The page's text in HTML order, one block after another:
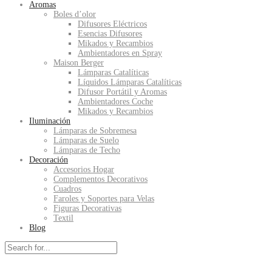
Aromas
Boles d’olor
Difusores Eléctricos
Esencias Difusores
Mikados y Recambios
Ambientadores en Spray
Maison Berger
Lámparas Catalíticas
Líquidos Lámparas Catalíticas
Difusor Portátil y Aromas
Ambientadores Coche
Mikados y Recambios
Iluminación
Lámparas de Sobremesa
Lámparas de Suelo
Lámparas de Techo
Decoración
Accesorios Hogar
Complementos Decorativos
Cuadros
Faroles y Soportes para Velas
Figuras Decorativas
Textil
Blog